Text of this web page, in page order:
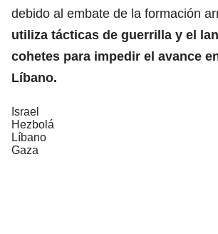
debido al embate de la formación
utiliza tácticas de guerrilla y el
cohetes para impedir el avance
Líbano.
Israel
Hezbolá
Líbano
Gaza